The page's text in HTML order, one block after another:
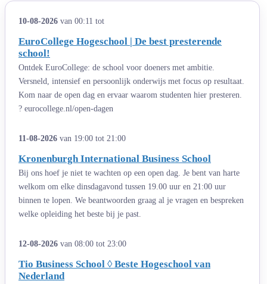
10-08-2026 van 00:11 tot
EuroCollege Hogeschool | De best presterende
school!
Ontdek EuroCollege: de school voor doeners met ambitie.
Versneld, intensief en persoonlijk onderwijs met focus op resultaat.
Kom naar de open dag en ervaar waarom studenten hier presteren.
? eurocollege.nl/open-dagen
11-08-2026 van 19:00 tot 21:00
Kronenburgh International Business School
Bij ons hoef je niet te wachten op een open dag. Je bent van harte
welkom om elke dinsdagavond tussen 19.00 uur en 21:00 uur
binnen te lopen. We beantwoorden graag al je vragen en bespreken
welke opleiding het beste bij je past.
12-08-2026 van 08:00 tot 23:00
Tio Business School ◊ Beste Hogeschool van
Nederland